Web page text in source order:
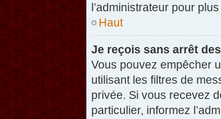
l’administrateur pour
Haut
Je reçois sans arrêt
Vous pouvez empêcher
utilisant les filtres de
privée. Si vous recevez
particulier, informez